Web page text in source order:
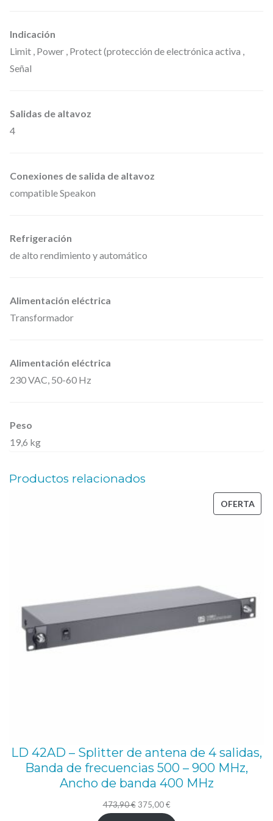
Indicación
Limit , Power , Protect (protección de electrónica activa ,
Señal
Salidas de altavoz
4
Conexiones de salida de altavoz
compatible Speakon
Refrigeración
de alto rendimiento y automático
Alimentación eléctrica
Transformador
Alimentación eléctrica
230 VAC, 50-60 Hz
Peso
19,6 kg
Productos relacionados
OFERTA
LD 42AD – Splitter de antena de 4 salidas,
Banda de frecuencias 500 – 900 MHz,
Ancho de banda 400 MHz
473,90€ El
375,00€El